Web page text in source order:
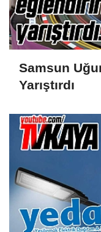
Samsun
Yarıştırdı